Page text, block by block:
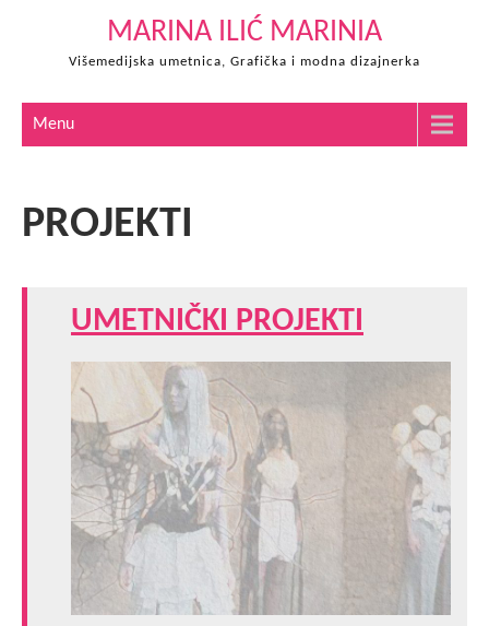
MARINA ILIĆ MARINIA
Višemedijska umetnica, Grafička i modna dizajnerka
Menu
PROJEKTI
UMETNIČKI PROJEKTI